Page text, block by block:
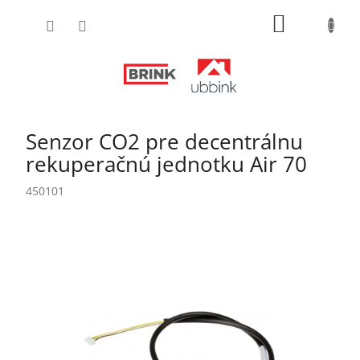
Senzor CO2 pre decentrálnu
rekuperačnú jednotku Air 70
450101